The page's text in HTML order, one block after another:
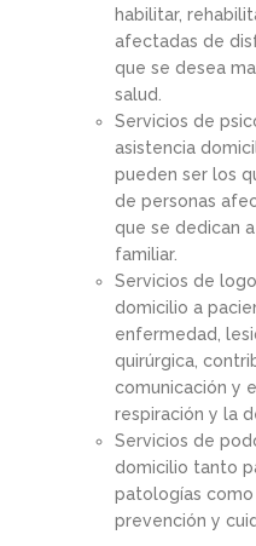
habilitar,
afectadas de
que se desea
salud.
Servicios de
asistencia
pueden ser los
de personas
que se dedican
familiar.
Servicios de
domicilio a
enfermedad,
quirúrgica,
comunicación y
respiración y la
Servicios de
domicilio tanto
patologías como
prevención y